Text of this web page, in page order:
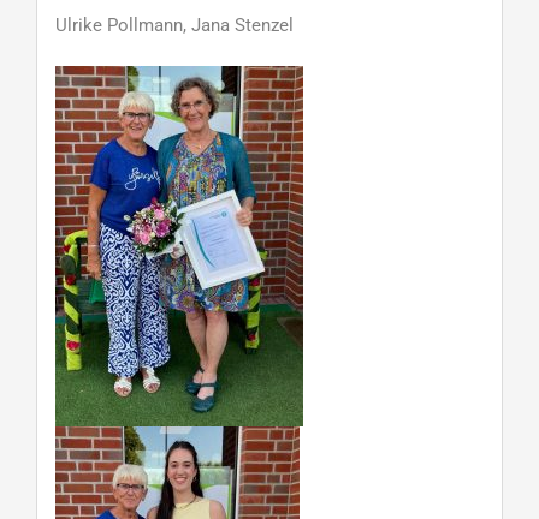
Ulrike Pollmann, Jana Stenzel